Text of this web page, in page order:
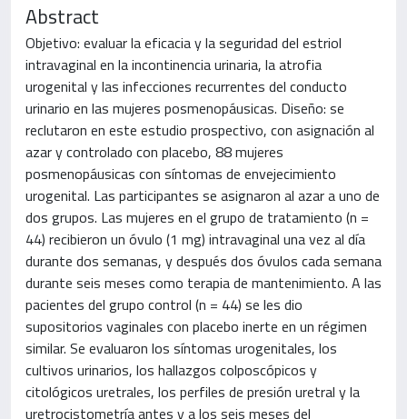
Abstract
Objetivo: evaluar la eficacia y la seguridad del estriol
intravaginal en la incontinencia urinaria, la atrofia
urogenital y las infecciones recurrentes del conducto
urinario en las mujeres posmenopáusicas. Diseño: se
reclutaron en este estudio prospectivo, con asignación al
azar y controlado con placebo, 88 mujeres
posmenopáusicas con síntomas de envejecimiento
urogenital. Las participantes se asignaron al azar a uno de
dos grupos. Las mujeres en el grupo de tratamiento (n =
44) recibieron un óvulo (1 mg) intravaginal una vez al día
durante dos semanas, y después dos óvulos cada semana
durante seis meses como terapia de mantenimiento. A las
pacientes del grupo control (n = 44) se les dio
supositorios vaginales con placebo inerte en un régimen
similar. Se evaluaron los síntomas urogenitales, los
cultivos urinarios, los hallazgos colposcópicos y
citológicos uretrales, los perfiles de presión uretral y la
uretrocistometría antes y a los seis meses del